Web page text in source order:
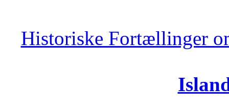
Historiske Fortællinger